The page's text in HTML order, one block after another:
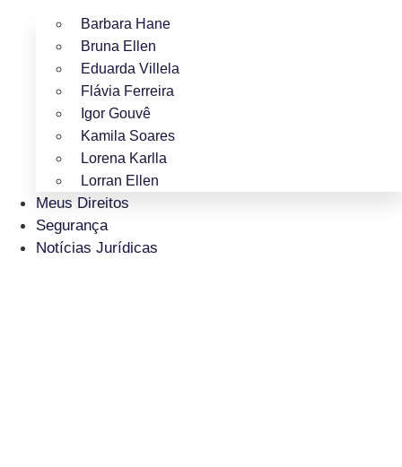
Barbara Hane
Bruna Ellen
Eduarda Villela
Flávia Ferreira
Igor Gouvê
Kamila Soares
Lorena Karlla
Lorran Ellen
Meus Direitos
Segurança
Notícias Jurídicas